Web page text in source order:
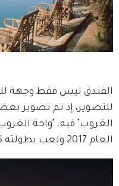
الفندق ليس فقط وجهة
للتصوير، إذ تم تصوير
الغروب" فيه. "واحة
العام 2017 ولعب بطولته كل من خالد النبوي ومنة شلبي.